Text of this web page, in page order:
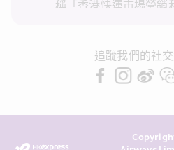
稱「香港快運市場營銷
錄進行直接市場營銷和
我的同意下，香港快運
追蹤我們的社